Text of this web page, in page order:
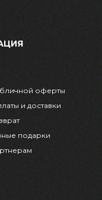
оферты
и доставки
подарки